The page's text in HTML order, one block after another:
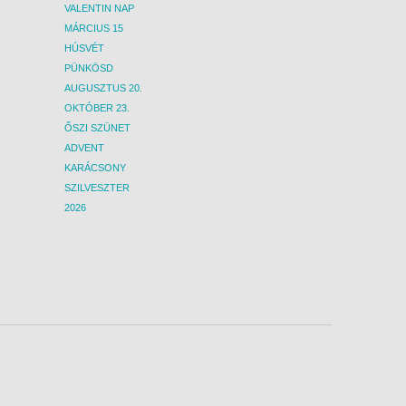
VALENTIN NAP
MÁRCIUS 15
HÚSVÉT
PÜNKÖSD
AUGUSZTUS 20.
OKTÓBER 23.
ŐSZI SZÜNET
ADVENT
KARÁCSONY
SZILVESZTER
2026